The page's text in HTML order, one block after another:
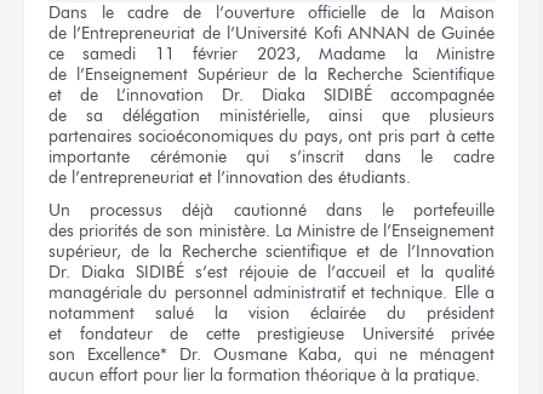
Dans le cadre de l’ouvertureofficielle de la Maison
de l’Entrepreneuriat de l’Université Kofi ANNAN de Guinée
ce samedi
11 février 2023, Madame la Ministre
de l’EnseignementSupérieur de la Recherche Scientifique
et de L’innovation
Dr. Diaka SIDIBÉ accompagnée
de sa délégation ministérielle, ainsi que plusieurs
partenaires socioéconomiques du pays, ont pris part à cette
importante cérémonie qui s’inscrit dans le cadre
de l’entrepreneuriat et l’innovation des étudiants.
Un processus déjà cautionné dans le portefeuille
des priorités de son ministère. La Ministre de l’Enseignement
supérieur, de la Recherchescientifiqueet de l’Innovation
Dr. Diaka SIDIBÉs’est réjouiede l’accueil et la qualité
managérialedu personneladministratifet technique.
Elle a
notamment salué la vision éclairée du président
et fondateur
de cette prestigieuse Université privée
son Excellence* Dr. Ousmane Kaba,qui ne ménagent
aucun effort pour lier la formation théorique à la pratique.